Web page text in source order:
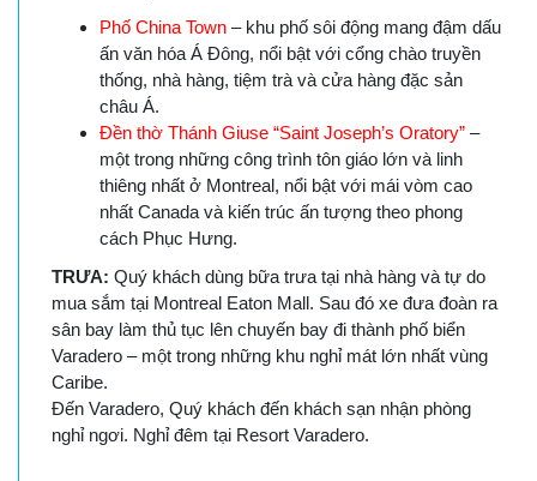
Phố China Town – khu phố sôi động mang đậm dấu
ấn văn hóa Á Đông, nổi bật với cổng chào truyền
thống, nhà hàng, tiệm trà và cửa hàng đặc sản
châu Á.
Đền thờ Thánh Giuse “Saint Joseph’s Oratory” –
một trong những công trình tôn giáo lớn và linh
thiêng nhất ở Montreal, nổi bật với mái vòm cao
nhất Canada và kiến trúc ấn tượng theo phong
cách Phục Hưng.
TRƯA: Quý khách dùng bữa trưa tại nhà hàng và tự do
mua sắm tại Montreal Eaton Mall. Sau đó xe đưa đoàn ra
sân bay làm thủ tục lên chuyến bay đi thành phố biển
Varadero – một trong những khu nghỉ mát lớn nhất vùng
Caribe.
Đến Varadero, Quý khách đến khách sạn nhận phòng
nghỉ ngơi. Nghỉ đêm tại Resort Varadero.